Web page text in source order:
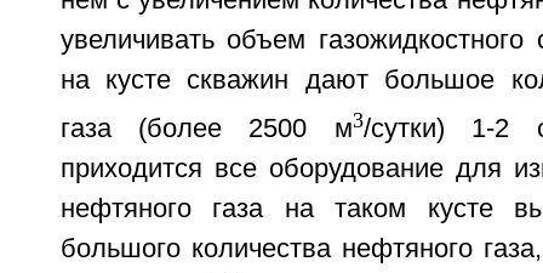
увеличивать объем
на кусте скважин дают большое
газа (более 2500 м3/сутки) 1-2
приходится все оборудование для
нефтяного газа на таком кусте
большого количества нефтяного